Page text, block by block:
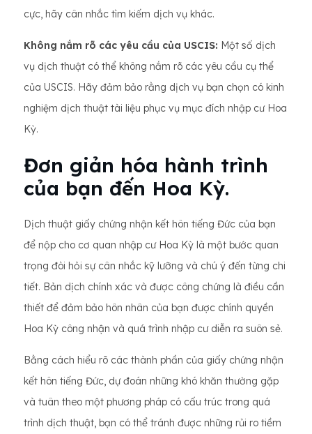
cực, hãy cân nhắc tìm kiếm dịch vụ khác.
Không nắm rõ các yêu cầu của USCIS: Một số dịch
vụ dịch thuật có thể không nắm rõ các yêu cầu cụ thể
của USCIS. Hãy đảm bảo rằng dịch vụ bạn chọn có kinh
nghiệm dịch thuật tài liệu phục vụ mục đích nhập cư Hoa
Kỳ.
Đơn giản hóa hành trình
của bạn đến Hoa Kỳ.
Dịch thuật giấy chứng nhận kết hôn tiếng Đức của bạn
để nộp cho cơ quan nhập cư Hoa Kỳ là một bước quan
trọng đòi hỏi sự cân nhắc kỹ lưỡng và chú ý đến từng chi
tiết. Bản dịch chính xác và được công chứng là điều cần
thiết để đảm bảo hôn nhân của bạn được chính quyền
Hoa Kỳ công nhận và quá trình nhập cư diễn ra suôn sẻ.
Bằng cách hiểu rõ các thành phần của giấy chứng nhận
kết hôn tiếng Đức, dự đoán những khó khăn thường gặp
và tuân theo một phương pháp có cấu trúc trong quá
trình dịch thuật, bạn có thể tránh được những rủi ro tiềm